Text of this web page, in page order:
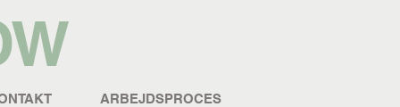
ARBEJDSPROCES